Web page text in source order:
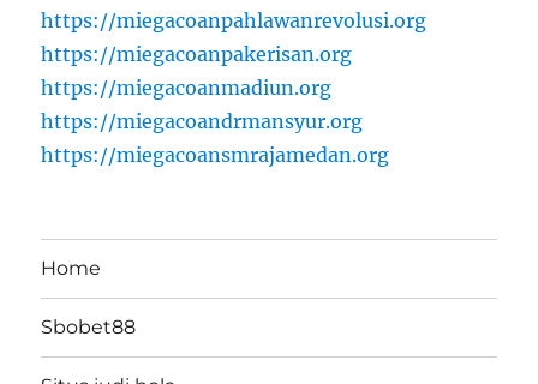
https://miegacoanpahlawanrevolusi.org
https://miegacoanpakerisan.org
https://miegacoanmadiun.org
https://miegacoandrmansyur.org
https://miegacoansmrajamedan.org
Home
Sbobet88